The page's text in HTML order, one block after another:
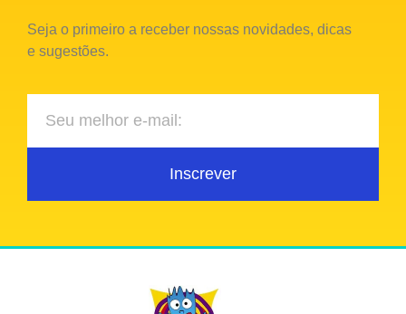
Seja o primeiro a receber nossas novidades, dicas
e sugestões.
Inscrever